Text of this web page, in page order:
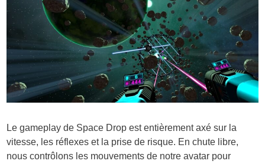
Le gameplay de Space Drop est entièrement axé sur la
vitesse, les réflexes et la prise de risque. En chute libre,
nous contrôlons les mouvements de notre avatar pour